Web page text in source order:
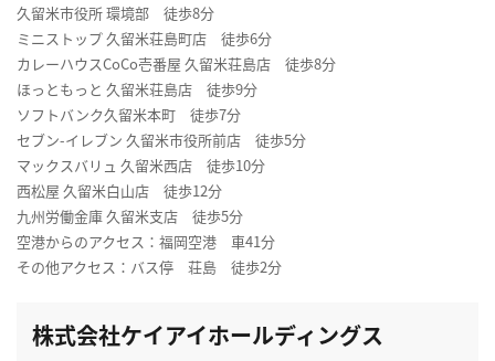
久留米市役所 環境部 徒歩8分
ミニストップ 久留米荘島町店 徒歩6分
カレーハウスCoCo壱番屋 久留米荘島店 徒歩8分
ほっともっと 久留米荘島店 徒歩9分
ソフトバンク久留米本町 徒歩7分
セブン-イレブン 久留米市役所前店 徒歩5分
マックスバリュ 久留米西店 徒歩10分
西松屋 久留米白山店 徒歩12分
九州労働金庫 久留米支店 徒歩5分
空港からのアクセス：福岡空港 車41分
その他アクセス：バス停 荘島 徒歩2分
株式会社ケイアイホールディングス